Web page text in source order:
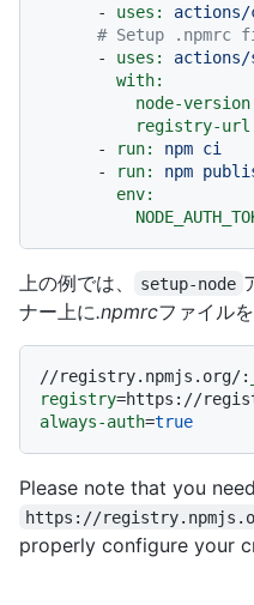
- uses:
actions/
# Setup .npmrc
-
uses:
actions/
with:
node-
registry-
-
run: npm ci
-
run: npm
env:
上の例では、 setup-node
ナー上に.npmrcファイル
//registry.npmjs.org/:
registry
always-auth=true
Please note that you
https://
properly configure your